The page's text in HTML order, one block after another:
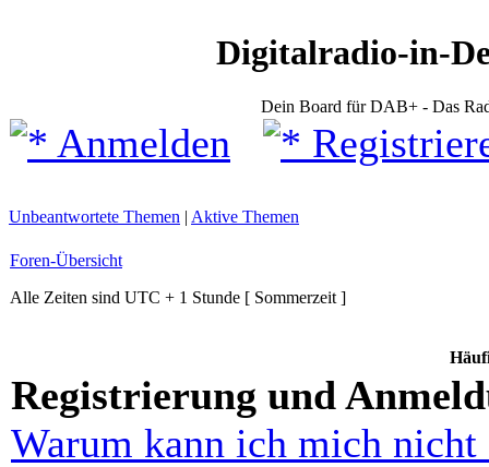
Digitalradio-in-
Dein Board für DAB+ - Das
Anmelden
Unbeantwortete Themen | Aktive Themen
Foren-Übersicht
Alle Zeiten sind UTC + 1 Stunde [ Sommerzeit ]
Registrierung und
Warum kann ich mich nicht